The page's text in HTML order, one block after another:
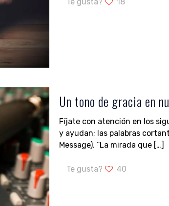
Te gusta? 18
Un tono de gracia en
Fíjate con atención en los
y ayudan; las palabras
Message). “La mirada que[…]
Te gusta? 40